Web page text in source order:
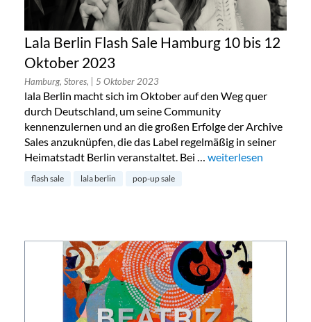
Lala Berlin Flash Sale Hamburg 10 bis 12
Oktober 2023
Hamburg, Stores, | 5 Oktober 2023
lala Berlin macht sich im Oktober auf den Weg quer
durch Deutschland, um seine Community
kennenzulernen und an die großen Erfolge der Archive
Sales anzuknüpfen, die das Label regelmäßig in seiner
Heimatstadt Berlin veranstaltet. Bei … „Lala Berlin Flash
weiterlesen
flash sale lala berlin pop-up sale